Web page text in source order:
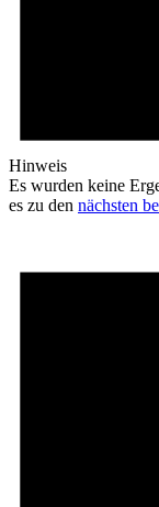
Hinweis
Es wurden keine
es zu den nächsten